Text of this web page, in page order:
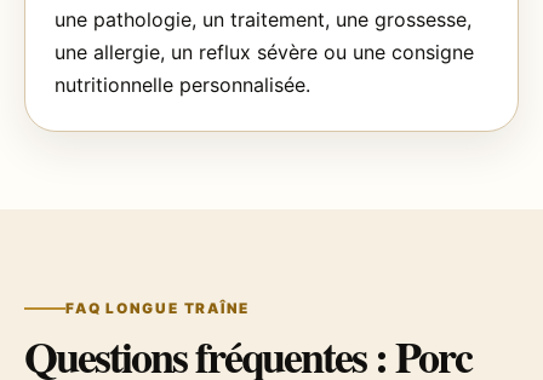
une pathologie, un traitement, une grossesse,
une allergie, un reflux sévère ou une consigne
nutritionnelle personnalisée.
FAQ LONGUE TRAÎNE
Questions fréquentes : Porc